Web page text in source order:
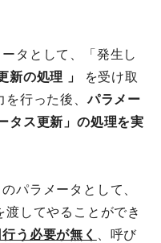
タとして、「発生し
新の処理 」
を受け取
を行った後、パラメー
タス更新」の処理を実
パラメータとして、
渡してやることができ
う必要が無く
、呼び